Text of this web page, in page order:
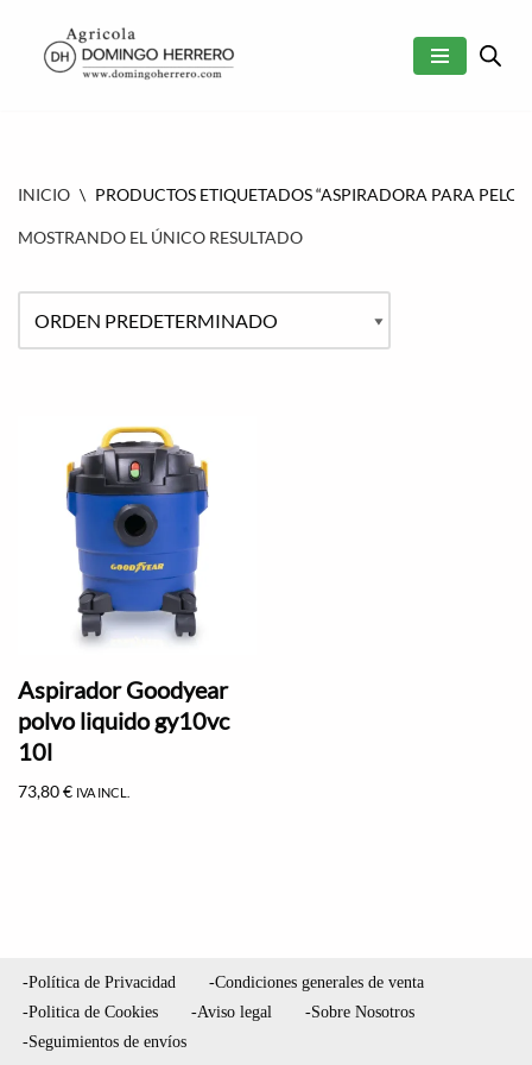
SALTAR
INICIO \ PRODUCTOS ETIQUETADOS “ASPIRADORA PARA PELO
MOSTRANDO EL ÚNICO RESULTADO
Aspirador Goodyear
polvo liquido gy10vc
10l
73,80€ IVA INCL.
-Política de Privacidad
-Condiciones generales de venta
-Politica de Cookies
-Aviso legal
-Sobre Nosotros
-Seguimientos de envíos